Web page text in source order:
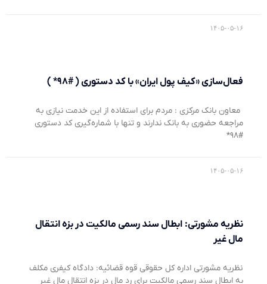
۱۴۰۵-۰۵-۱۶
فعال‌سازی «کیف پول ایران» با کد دستوری ( #۹۸* )
معاون بانک مرکزی : مردم برای استفاده از این خدمت نیازی به
مراجعه حضوری به بانک ندارند و تنها با شماره‌گیری کد دستوری
#۹۸*
۱۴۰۵-۰۵-۱۶
نظریه مشورتی: ابطال سند رسمی مالکیت در بزه انتقال
مال غیر
نظریه مشورتی اداره کل حقوقی قوه قضائیه: دادگاه کیفری مکلف
به ابطال سند رسمی مالکیت برای رد مال در بزه انتقال مال غیر